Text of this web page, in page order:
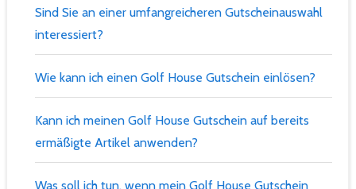
Sind Sie an einer umfangreicheren Gutscheinauswahl
interessiert?
Wie kann ich einen Golf House Gutschein einlösen?
Kann ich meinen Golf House Gutschein auf bereits
ermäßigte Artikel anwenden?
Was soll ich tun, wenn mein Golf House Gutschein